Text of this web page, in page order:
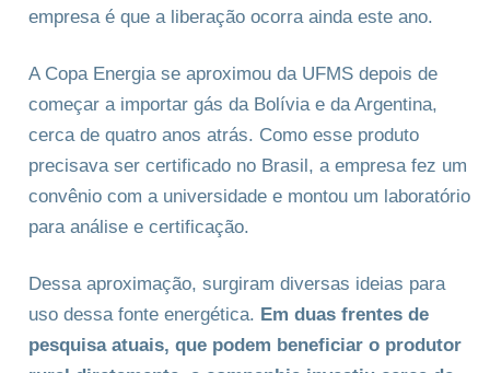
empresa é que a liberação ocorra ainda este ano.
A Copa Energia se aproximou da UFMS depois de
começar a importar gás da Bolívia e da Argentina,
cerca de quatro anos atrás. Como esse produto
precisava ser certificado no Brasil, a empresa fez um
convênio com a universidade e montou um laboratório
para análise e certificação.
Dessa aproximação, surgiram diversas ideias para
uso dessa fonte energética. Em duas frentes de
pesquisa atuais, que podem beneficiar o produtor